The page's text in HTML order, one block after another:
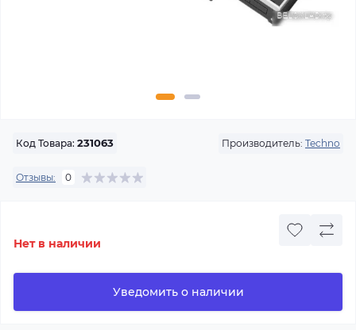
Код Товара: 231063 Производитель: Techno
Отзывы: 0
Нет в наличии
Уведомить о наличии